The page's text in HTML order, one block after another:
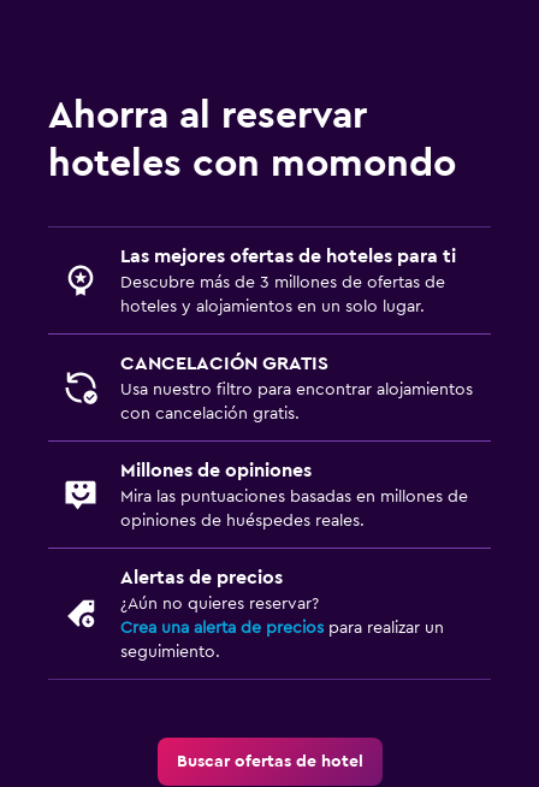
Ahorra al reservar
hoteles con momondo
Las mejores ofertas de hoteles para ti
Descubre más de 3 millones de ofertas de
hoteles y alojamientos en un solo lugar.
CANCELACIÓN GRATIS
Usa nuestro filtro para encontrar alojamientos
con cancelación gratis.
Millones de opiniones
Mira las puntuaciones basadas en millones de
opiniones de huéspedes reales.
Alertas de precios
¿Aún no quieres reservar?
Crea una alerta de precios para realizar un
seguimiento.
Buscar ofertas de hotel